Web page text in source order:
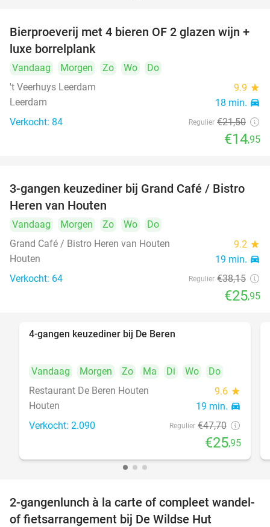
30%
Bierproeverij met 4 bieren OF 2 glazen wijn +
luxe borrelplank
Vandaag Morgen Zo Wo
Do
't Veerhuys Leerdam
9.9 star
Leerdam 18 min. directions_car
Verkocht: 84 Regulier €21,50
€14,95
32%
3-gangen keuzediner bij Grand Café / Bistro
Heren van Houten
Vandaag Morgen Zo Wo
Do
Grand Café / Bistro Heren van Houten
9.2 star
Houten 19 min. directions_car
Verkocht: 64 Regulier €38,15
€25,95
4-gangen keuzediner bij De Beren
Vandaag Morgen Zo Ma Di Wo
Do
Restaurant De Beren Houten
9.6 star
Houten 19 min. directions_car
Verkocht: 2.090 Regulier €47,70
€25,95
34%
2-gangenlunch à la carte of compleet wandel-
of fietsarrangement bij De Wildse Hut